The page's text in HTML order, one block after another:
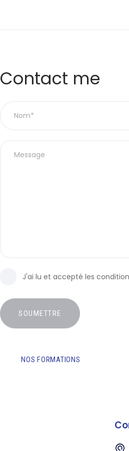
Contact me
J'ai lu et accepté les
SOUMETTRE
NOS FORMATIONS